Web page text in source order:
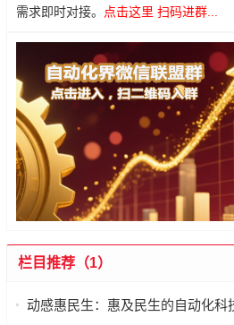
需求即时对接。
点击这里 扫码进群...
栏目推荐（1）
动感惠民生：惠及民生的自动化科